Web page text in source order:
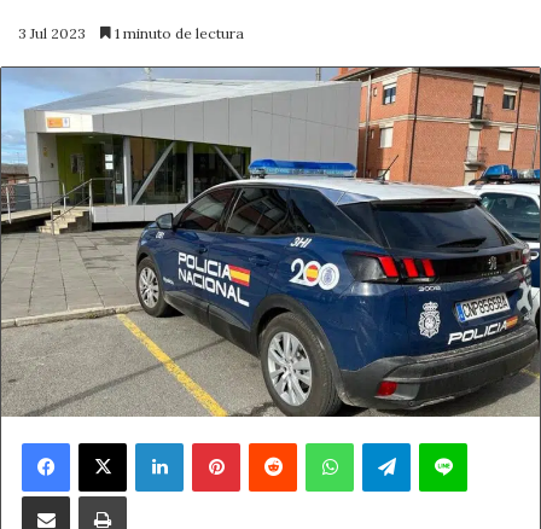
3 Jul 2023 1 minuto de lectura
Facebook
X LinkedInPinterestReddit WhatsAppTelegramLine
Compartir por correo electrónicoImprimir